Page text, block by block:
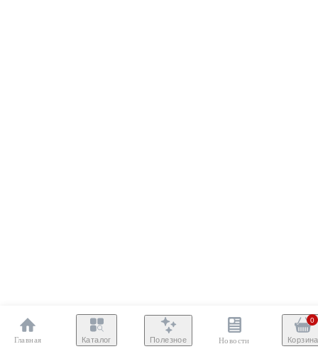
Главная Каталог Полезное Новости
0
Корзина